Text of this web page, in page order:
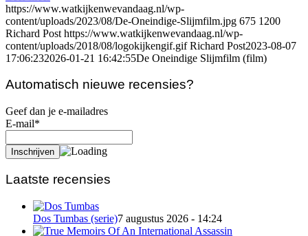
https://www.watkijkenwevandaag.nl/wp-
content/uploads/2023/08/De-Oneindige-Slijmfilm.jpg 675 1200
Richard Post https://www.watkijkenwevandaag.nl/wp-
content/uploads/2018/08/logokijkengif.gif Richard Post2023-08-07
17:06:232026-01-21 16:42:55De Oneindige Slijmfilm (film)
Automatisch nieuwe recensies?
Geef dan je e-mailadres
E-mail*
Laatste recensies
Dos Tumbas (serie)7 augustus 2026 - 14:24